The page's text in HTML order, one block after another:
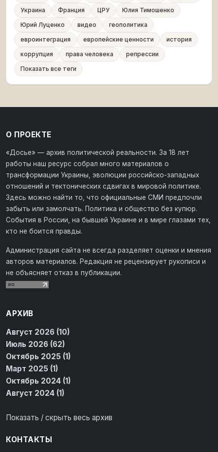
Украина
Франция ЦРУ
Юлия Тимошенко
Юрий Луценко
видео
геополитика
евроинтеграция
европейские ценности
история
коррупция
права человека
репрессии
Показать все теги
О ПРОЕКТЕ
«Досье» — архив политической реальности. За 18 лет
работы наш ресурс собрал много материалов о
трансформации Украины, эволюции российско-западных
отношений и тектонических сдвигах в мировой политике.
Здесь можно найти то, что официальные СМИ предпочли
забыть или замолчать. Политика и общество без купюр.
События в России, на бывшей Украине и в мире глазами тех,
кто не боится правды.
Администрация сайта не всегда разделяет оценки и мнения
авторов материалов. Редакция не рецензирует рукописи и
не объясняет отказ в публикации.
АРХИВ
Август 2026 (10)
Июль 2026 (62)
Октябрь 2025 (1)
Март 2025 (1)
Октябрь 2024 (1)
Август 2024 (1)
Показать / скрыть весь архив
КОНТАКТЫ